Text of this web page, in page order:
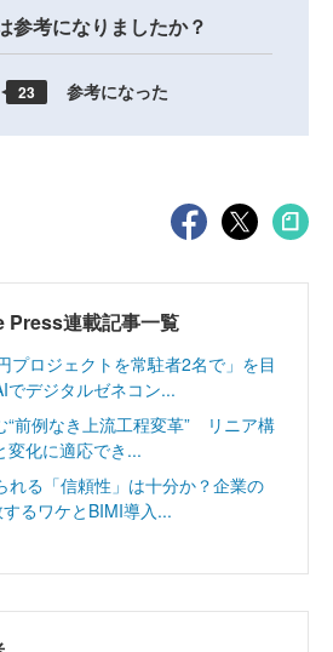
参考になりましたか？
23 参考になった
連載記事一覧
プロジェクトを常駐者2名で」を目
でデジタルゼネコン...
“前例なき上流工程変革” リニア構
変化に適応でき...
れる「信頼性」は十分か？企業の
るワケとBIMI導入...